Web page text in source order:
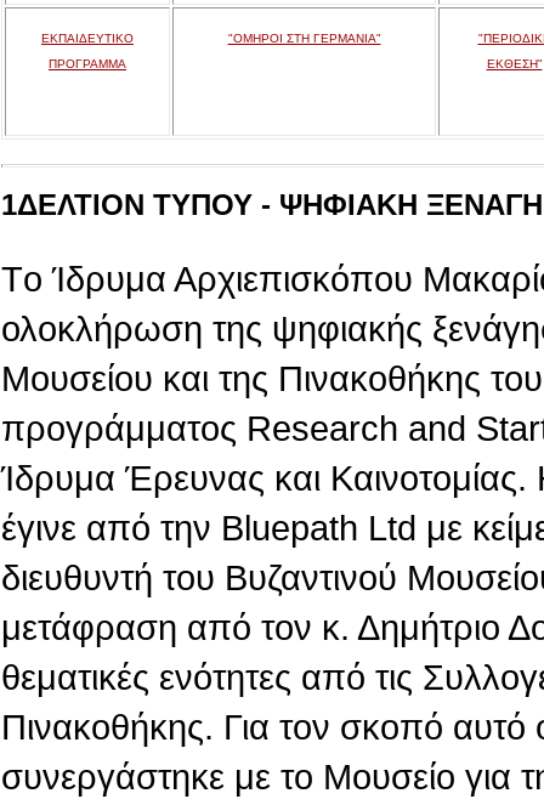
ΕΚΠΑΙΔΕΥΤΙΚΟ
ΠΡΟΓΡΑΜΜΑ
"ΟΜΗΡΟΙ ΣΤΗ ΓΕΡΜΑΝΙΑ"
ΕΚΘΕΣΗ"
1ΔΕΛΤΙΟΝ ΤΥΠΟΥ - ΨΗΦΙΑΚΗ
Tο Ίδρυμα Αρχιεπισκόπου
ολοκλήρωση της ψηφιακής
Μουσείου και της Πινακοθήκης
προγράμματος Research and
Ίδρυμα Έρευνας και
έγινε από την Βluepath Ltd με
διευθυντή του Βυζαντινού
μετάφραση από τον κ. Δημήτριο
θεματικές ενότητες από τις
Πινακοθήκης. Για τον σκοπό
συνεργάστηκε με το Μουσείο για